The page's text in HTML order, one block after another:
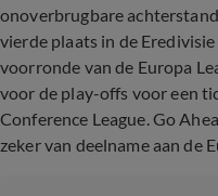
onoverbrugbare
vierde plaats in de
voorronde van de Europa
voor de play-offs voor een
Conference League. Go
zeker van deelname aan de